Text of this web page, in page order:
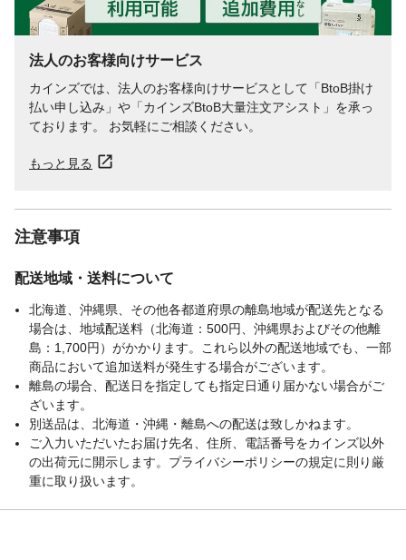
法人のお客様向けサービス
カインズでは、法人のお客様向けサービスとして「BtoB掛け
払い申し込み」や「カインズBtoB大量注文アシスト」を承っ
ております。 お気軽にご相談ください。
もっと見る
注意事項
配送地域・送料について
北海道、沖縄県、その他各都道府県の離島地域が配送先となる
場合は、地域配送料（北海道：500円、沖縄県およびその他離
島：1,700円）がかかります。これら以外の配送地域でも、一部
商品において追加送料が発生する場合がございます。
離島の場合、配送日を指定しても指定日通り届かない場合がご
ざいます。
別送品は、北海道・沖縄・離島への配送は致しかねます。
ご入力いただいたお届け先名、住所、電話番号をカインズ以外
の出荷元に開示します。プライバシーポリシーの規定に則り厳
重に取り扱います。